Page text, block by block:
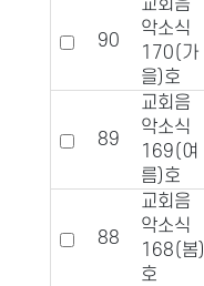
90
교회음
악소식
170(가
을)호
89
교회음
악소식
169(여
름)호
88
교회음
악소식
168(봄)
호